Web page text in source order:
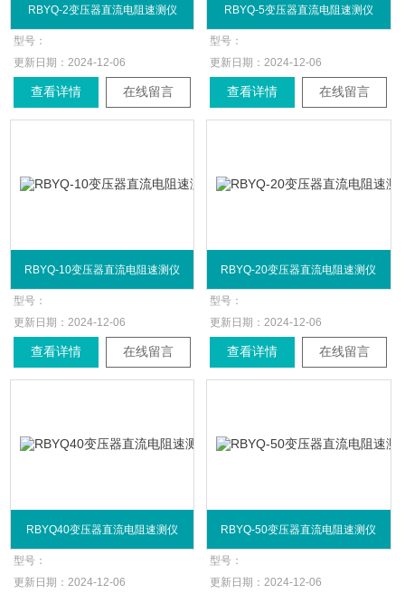
RBYQ-2变压器直流电阻速测仪
型号：
更新日期：2024-12-06
查看详情 在线留言
RBYQ-5变压器直流电阻速测仪
型号：
更新日期：2024-12-06
查看详情 在线留言
RBYQ-10变压器直流电阻速测仪
型号：
更新日期：2024-12-06
查看详情 在线留言
RBYQ-20变压器直流电阻速测仪
型号：
更新日期：2024-12-06
查看详情 在线留言
RBYQ40变压器直流电阻速测仪
型号：
更新日期： 2024-12-06
RBYQ-50变压器直流电阻速测仪
型号：
更新日期： 2024-12-06